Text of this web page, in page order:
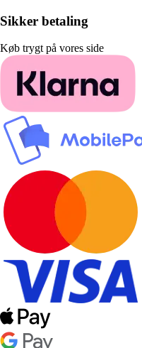
Sikker betaling
Køb trygt på vores side